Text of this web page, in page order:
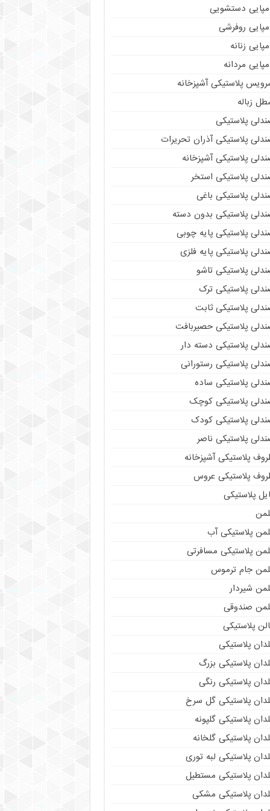
دستشویی
روفرشی
زنانه
مردانه
پلاستیکی آشپزخانه
زباله
پلاستیکی
پلاستیکی آذران تحریرات
پلاستیکی آشپزخانه
پلاستیکی استخر
پلاستیکی باغی
پلاستیکی بدون دسته
پلاستیکی پایه چوبی
پلاستیکی پایه فلزی
پلاستیکی تاشو
پلاستیکی ترک
پلاستیکی ثابت
پلاستیکی حصیربافت
پلاستیکی دسته دار
پلاستیکی رستورانی
پلاستیکی ساده
پلاستیکی کوچک
پلاستیکی کودک
پلاستیکی ناصر
پلاستیکی آشپزخانه
پلاستیکی عروس
پلاستیکی
پلاستیکی آب
پلاستیکی مسافرتی
جام ترموس
شیردار
صندوقی
پلاستیکی
پلاستیکی
پلاستیکی بزرگ
پلاستیکی رنگی
پلاستیکی گل سرخ
پلاستیکی گلپونه
پلاستیکی گلخانه
پلاستیکی لبه توری
پلاستیکی مستطیل
پلاستیکی مشکی